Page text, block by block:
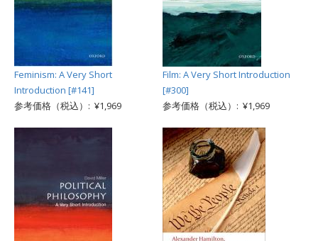
Feminism: A Very Short
Introduction [#141]
参考価格（税込）: ¥1,969
Film: A Very Short Introduction
[#300]
参考価格（税込）: ¥1,969